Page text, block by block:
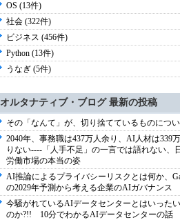
OS (13件)
社会 (322件)
ビジネス (456件)
Python (13件)
うなぎ (5件)
オルタナティブ・ブログ 最新の投稿
その「なんて」が、切り捨てているものにつ
2040年、事務職は437万人余り、AI人材は339
りない----「人手不足」の一言では語れない、
労働市場の本当の姿
AI推論によるプライバシーリスクとは何か、
の2029年予測から考える企業のAIガバナンス
今騒がれているAIデータセンターとはいった
のか?!! 10分でわかるAIデータセンターの話